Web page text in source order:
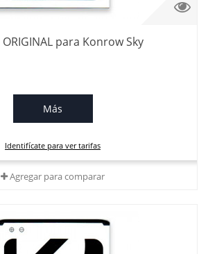
para Konrow Sky
Más
Identifícate para ver tarifas
Agregar para comparar